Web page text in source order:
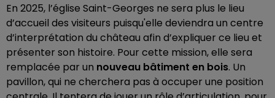
En 2025, l’église Saint-Georges ne sera plus le lieu
d’accueil des visiteurs puisqu'elle deviendra un centre
d’interprétation du château afin d’expliquer ce lieu et
présenter son histoire. Pour cette mission, elle sera
remplacée par un nouveau bâtiment en bois. Un
pavillon, qui ne cherchera pas à occuper une position